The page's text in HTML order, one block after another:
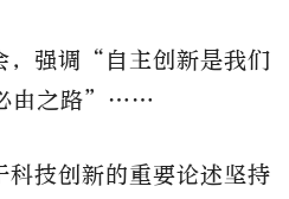
，强调“自主创新是我们
由之路”……
科技创新的重要论述坚持